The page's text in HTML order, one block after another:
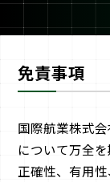
免責事項
国際航業株式
について万全
正確性、有用